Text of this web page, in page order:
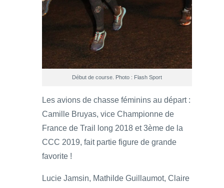
Début de course. Photo : Flash Sport
Les avions de chasse féminins au départ :
Camille Bruyas, vice Championne de
France de Trail long 2018 et 3ème de la
CCC 2019, fait partie figure de grande
favorite !
Lucie Jamsin, Mathilde Guillaumot, Claire